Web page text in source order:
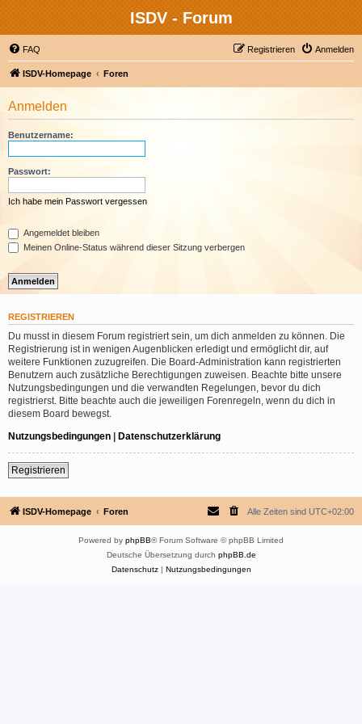
ISDV - Forum
FAQ Anmelden
Registrieren
ISDV-Homepage Foren
Anmelden
Benutzername:
Passwort:
Ich habe mein Passwort vergessen
Angemeldet bleiben
Meinen Online-Status während dieser Sitzung verbergen
REGISTRIEREN
Du musst in diesem Forum registriert sein, um dich anmelden zu können. Die
Registrierung ist in wenigen Augenblicken erledigt und ermöglicht dir, auf
weitere Funktionen zuzugreifen. Die Board-Administration kann registrierten
Benutzern auch zusätzliche Berechtigungen zuweisen. Beachte bitte unsere
Nutzungsbedingungen und die verwandten Regelungen, bevor du dich
registrierst. Bitte beachte auch die jeweiligen Forenregeln, wenn du dich in
diesem Board bewegst.
Nutzungsbedingungen | Datenschutzerklärung
Registrieren
ISDV-Homepage Foren Alle Zeiten sind UTC+02:00
Powered by phpBB® Forum Software © phpBB Limited
Deutsche Übersetzung durch phpBB.de
Datenschutz| Nutzungsbedingungen